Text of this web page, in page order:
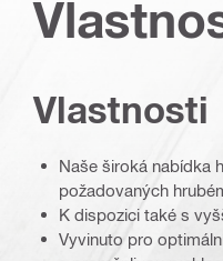
Vlastnosti
Naše široká nabídka
požadovaných
K dispozici také s
Vyvinuto pro